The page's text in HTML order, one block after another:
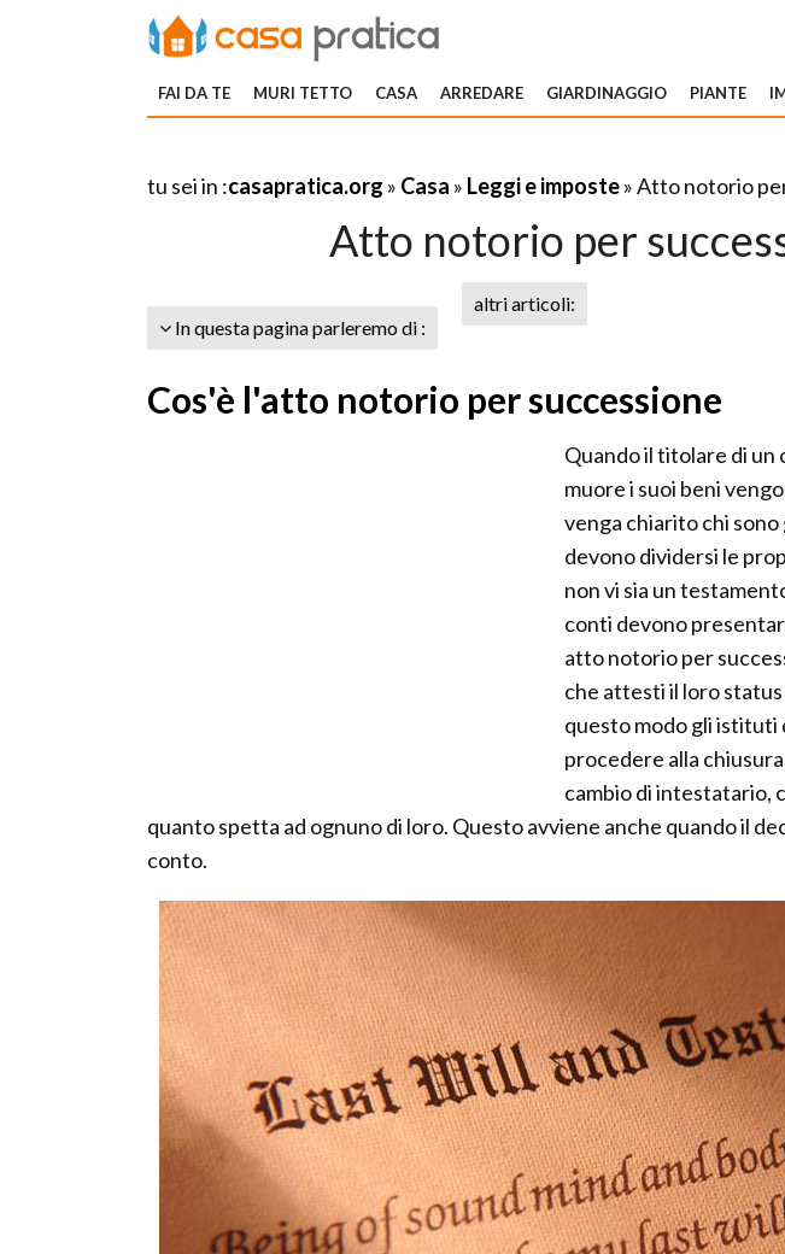
FAI DA TE MURI TETTO CASA ARREDARE GIARDINAGGIO PIANTE
tu sei in :casapratica.org » Casa » Leggi e imposte» Atto notorio
Atto notorio per
In questa pagina parleremo di :
altri articoli:
Cos'è l'atto notorio per successione
Quando il titolare di un
muore i suoi beni
venga chiarito chi
devono dividersi le
non vi sia un
conti devono
atto notorio per
che attesti il loro
questo modo gli istituti
procedere alla
cambio di intestatario,
quanto spetta ad ognuno di loro. Questo avviene anche quando il
conto.